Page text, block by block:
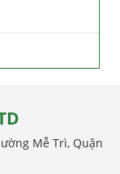
Mễ Trì, Quận